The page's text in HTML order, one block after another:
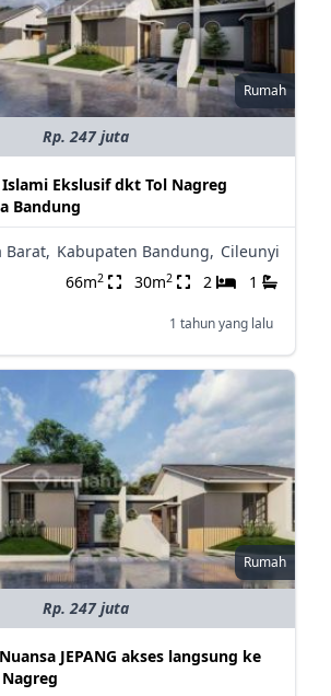
Rumah
Rp. 247 juta
Ekslusif dkt Tol Nagreg
Bandung
Barat, Kabupaten Bandung, Cileunyi
66m2 30m2 2 1
1 tahun yang lalu
Rumah
Rp. 247 juta
JEPANG akses langsung ke